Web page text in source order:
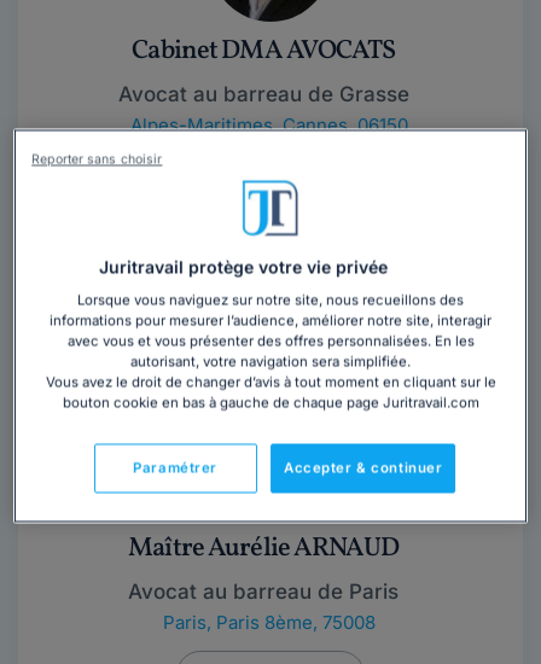
Cabinet DMA AVOCATS
Avocat au barreau de Grasse
Alpes-Maritimes,Cannes, 06150
Contacter ce cabinet
avocat.fr/blog/actualites/Maître MASSON, Avocat au
Barreau de GRASSE est le successeur de Maître...
la suite
Maître Aurélie ARNAUD
Avocat au barreau de Paris
Paris, Paris 8ème, 75008
Juritravail protège votre vie privée
Lorsque vous naviguez sur notre site, nous recueillons des
informations pour mesurer l’audience, améliorer notre site, interagir
avec vous et vous présenter des offres personnalisées. En les
autorisant, votre navigation sera simplifiée.
Vous avez le droit de changer d’avis à tout moment en cliquant sur le
bouton cookie en bas à gauche de chaque page Juritravail.com
Accepter & continuer
Paramétrer
Reporter sans choisir